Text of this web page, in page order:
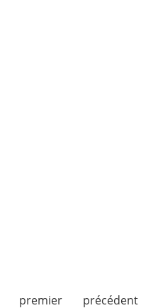
premier précédent